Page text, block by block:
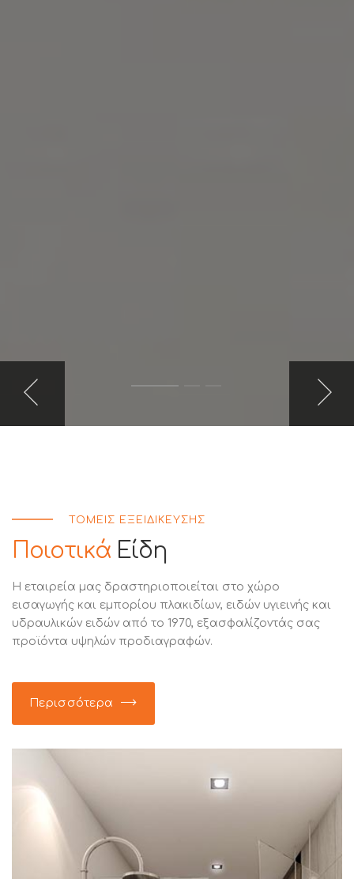
ΤΟΜΕΙΣ ΕΞΕΙΔΙΚΕΥΣΗΣ
Ποιοτικά Είδη
Η εταιρεία μας δραστηριοποιείται στο χώρο
εισαγωγής και εμπορίου πλακιδίων, ειδών υγιεινής και
υδραυλικών ειδών από το 1970, εξασφαλίζοντάς σας
προϊόντα υψηλών προδιαγραφών.
Περισσότερα